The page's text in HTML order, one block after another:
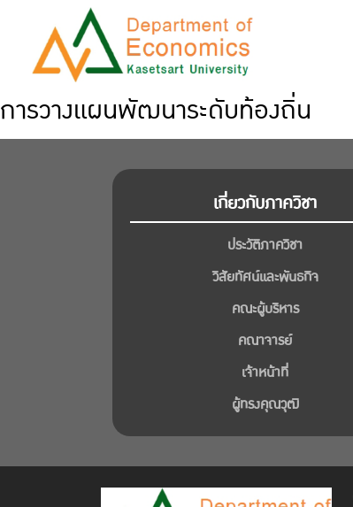
การวางแผนพัฒนาระดับท้องถิ่น
เกี่ยวกับภาควิชา
ประวัติภาควิชา
วิสัยทัศน์และพันธกิจ
คณะผู้บริหาร
คณาจารย์
เจ้าหน้าที่
ผู้ทรงคุณวุฒิ